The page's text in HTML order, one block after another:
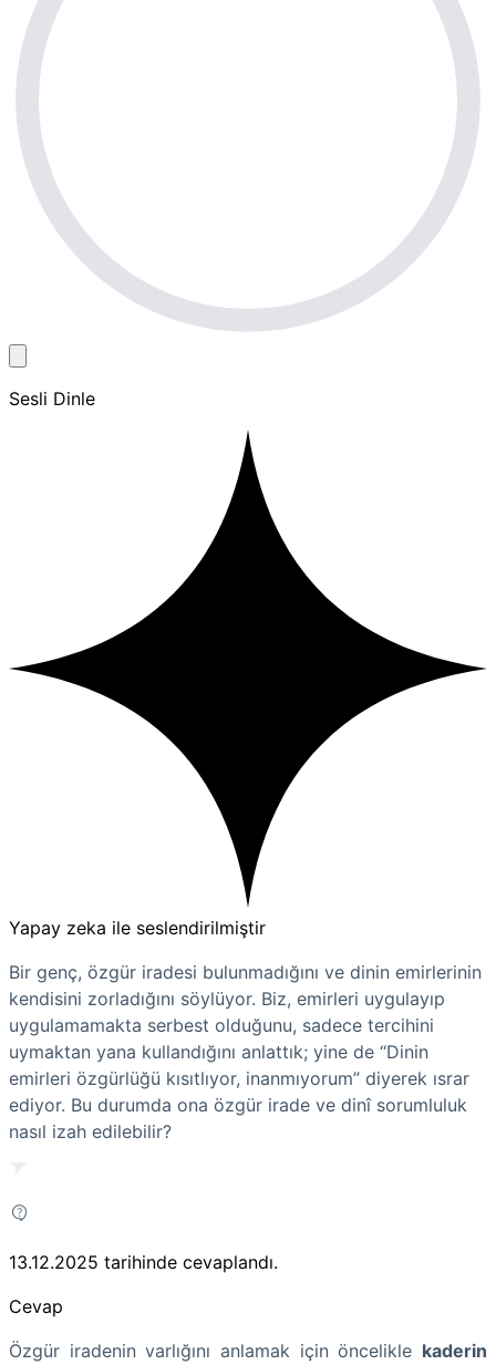
Sesli Dinle
Yapay zeka ile seslendirilmiştir
Bir genç, özgür iradesi bulunmadığını ve dinin emirlerinin
kendisini zorladığını söylüyor. Biz, emirleri uygulayıp
uygulamamakta serbest olduğunu, sadece tercihini
uymaktan yana kullandığını anlattık; yine de “Dinin
emirleri özgürlüğü kısıtlıyor, inanmıyorum” diyerek ısrar
ediyor. Bu durumda ona özgür irade ve dinî sorumluluk
nasıl izah edilebilir?
13.12.2025 tarihinde cevaplandı.
Cevap
Özgür iradenin varlığını anlamak için öncelikle kaderin